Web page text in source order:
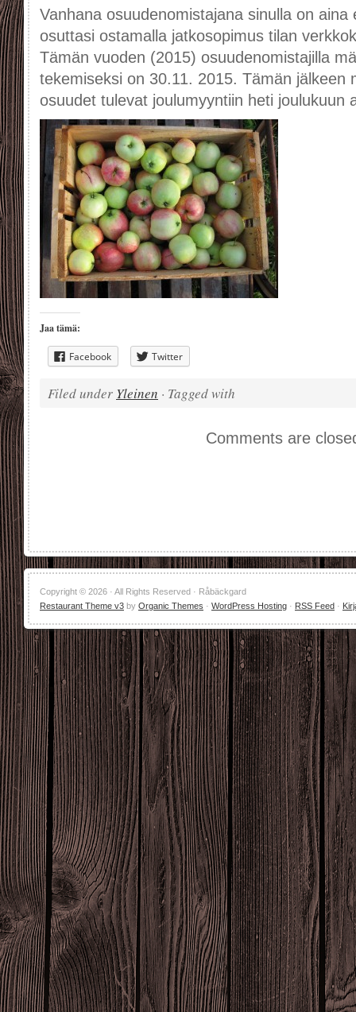
Vanhana osuudenomistajana sinulla on
osuttasi ostamalla jatkosopimus tilan
Tämän vuoden (2015) osuudenomistajilla
tekemiseksi on 30.11. 2015. Tämän jälkeen
osuudet tulevat joulumyyntiin heti joulukuun
Jaa tämä:
Facebook Twitter
Filed under Yleinen · Tagged with
Comments are
Copyright © 2026 · All Rights Reserved · Råbäckgard
Restaurant Theme v3 by Organic Themes · WordPress Hosting · RSS Feed ·